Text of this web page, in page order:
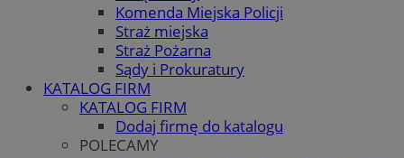
Komenda Miejska Policji
Straż miejska
Straż Pożarna
Sądy i Prokuratury
KATALOG FIRM
KATALOG FIRM
Dodaj firmę do katalogu
POLECAMY